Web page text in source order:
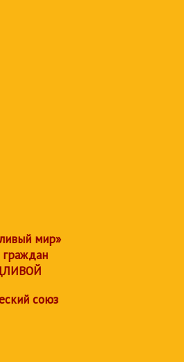
мир»
союз